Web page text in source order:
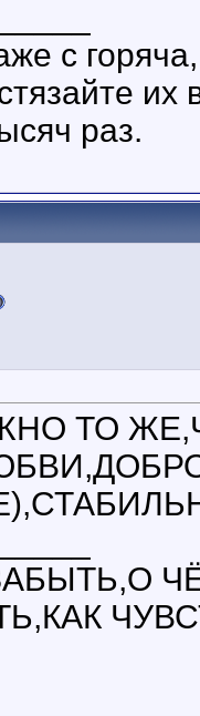
с
раз.
ТО